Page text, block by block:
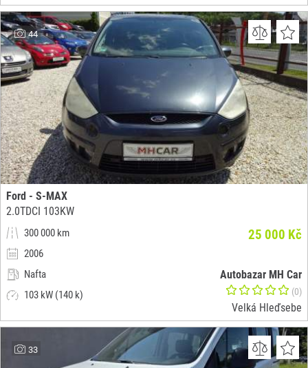
44
Ford - S-MAX
2.0TDCI 103KW
300 000 km
2006
Nafta
103 kW (140 k)
25 000 Kč
Autobazar MH Car
(0)
Velká Hleďsebe
33